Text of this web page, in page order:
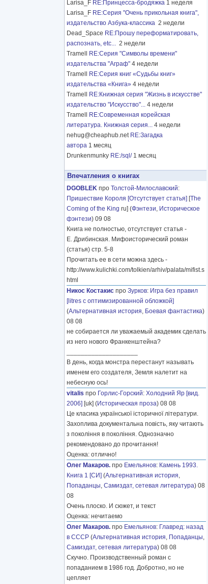
Larisa_F RE:Принцесса-бродяжка 1 неделя
Larisa_F RE:Серия "Очень прикольная книга",
издательство Азбука-классика 2 недели
Dead_Space RE:Прошу переформатировать,
распознать, etc... 2 недели
Tramell
RE:Серия "Символы времени"
издательства "Аграф" 4 недели
Tramell
RE:Серия книг «Судьбы книг»
издательства «Книга» 4 недели
Tramell
RE:Книжная серия "Жизнь в искусстве"
издательство "Искусство"... 4 недели
Tramell
RE:Современная корейская
литература. Книжная серия... 4 недели
nehug@cheaphub.net RE:Загадка
автора 1 месяц
Drunkenmunky RE:/sql/ 1 месяц
Впечатления о книгах
DGOBLEK про Толстой-Милославский:
Пришествие Короля [Отсутствует статья] [The
Coming of the King ru] (Фэнтези, Историческое
фэнтези) 09 08
Книга не полностью, отсутствует статья -
Е. Дрибинская. Мифоисторический роман
(статья) стр. 5-8
Прочитать ее в сети можна здесь -
http://www.kulichki.com/tolkien/arhiv/palata/mifist.s
html
Никос Костакис про Зурков: Игра без правил
[litres с оптимизированной обложкой]
(Альтернативная история, Боевая фантастика)
08 08
не собирается ли уважаемый академик сделать
из него нового Франкенштейна?
В день, когда монстра перестанут называть
именем его создателя, Земля налетит на
небесную ось!
vitalis про Горлис-Горский: Холодний Яр [вид.
2006] [uk] (Историческая проза) 08 08
Це класика української історичної літератури.
Захоплива документальна повість, яку читають
з покоління в покоління. Однозначно
рекомендовано до прочитання!
Оценка: отлично!
Олег Макаров. про Емельянов: Камень 1993.
Книга 1 [СИ] (Альтернативная история,
Попаданцы, Самиздат, сетевая литература) 08
08
Очень плоско. И сюжет, и текст
Оценка: нечитаемо
Олег Макаров. про Емельянов: Главред: назад
в СССР (Альтернативная история, Попаданцы,
Самиздат, сетевая литература) 08 08
Скучно. Производственный роман с
попаданием в 1986 год. Добротно, но не
цепляет